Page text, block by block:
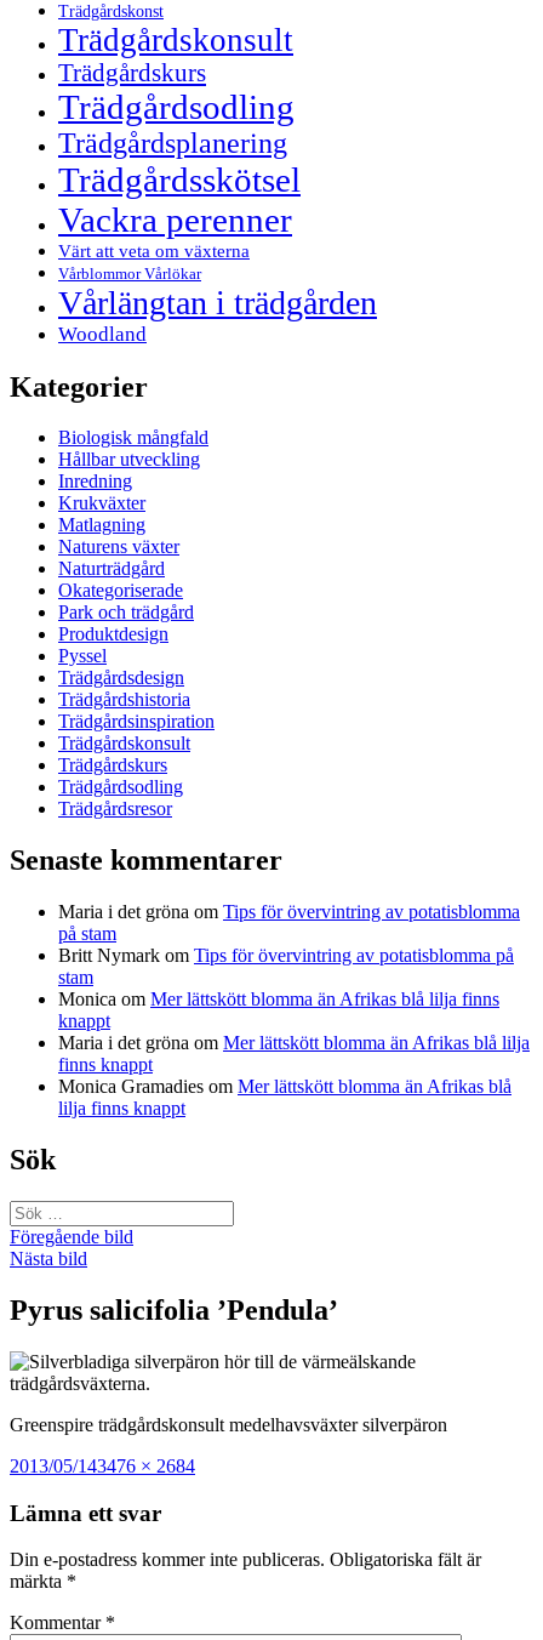
Trädgårdskonst
Trädgårdskonsult
Trädgårdskurs
Trädgårdsodling
Trädgårdsplanering
Trädgårdsskötsel
Vackra perenner
Värt att veta om växterna
Vårblommor Vårlökar
Vårlängtan i trädgården
Woodland
Kategorier
Biologisk mångfald
Hållbar utveckling
Inredning
Krukväxter
Matlagning
Naturens växter
Naturträdgård
Okategoriserade
Park och trädgård
Produktdesign
Pyssel
Trädgårdsdesign
Trädgårdshistoria
Trädgårdsinspiration
Trädgårdskonsult
Trädgårdskurs
Trädgårdsodling
Trädgårdsresor
Senaste kommentarer
Maria i det gröna om Tips för övervintring av potatisblomma
på stam
Britt Nymark om Tips för övervintring av potatisblomma på
stam
Monica om Mer lättskött blomma än Afrikas blå lilja finns
knappt
Maria i det gröna om Mer lättskött blomma än Afrikas blå lilja
finns knappt
Monica Gramadies om Mer lättskött blomma än Afrikas blå
lilja finns knappt
Sök
Sök
efter:
Föregående bild
Nästa bild
Pyrus salicifolia ’Pendula’
Greenspire trädgårdskonsult medelhavsväxter silverpäron
Postat
2013/05/14Full
3476 × 2684
Lämna ett svar
Din e-postadress kommer inte publiceras. Obligatoriska fält är
märkta *
Kommentar *